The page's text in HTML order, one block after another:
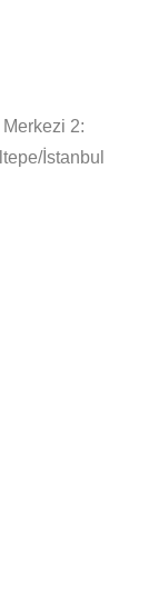
Merkezi 2:
İstanbul